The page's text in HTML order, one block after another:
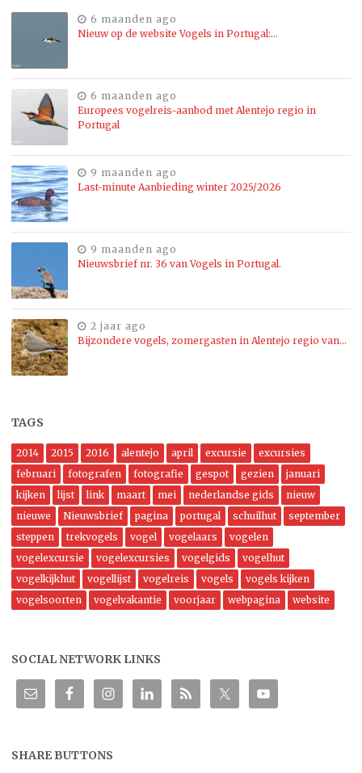
6 maanden ago
Nieuw op de website Vogels in Portugal:…
6 maanden ago
Europees vogelreis-aanbod met Alentejo regio in
Portugal
9 maanden ago
Last-minute Aanbieding winter 2025/2026
9 maanden ago
Nieuwsbrief nr. 36 van Vogels in Portugal.
2 jaar ago
Bijzondere vogels, zomergasten in Alentejo regio van…
TAGS
2014 2015 2016 alentejo april excursie
excursies
februari
fotografen fotografie gespot gezien
januari
kijken
lijst link maart mei nederlandse gids
nieuw
nieuwe
Nieuwsbrief pagina portugal schuilhut
september
steppen
trekvogels vogel vogelaars
vogelen
vogelexcursie
vogelexcursies vogelgids
vogelhut
vogelkijkhut
vogellijst vogelreis vogels
vogels kijken
vogelsoorten
vogelvakantie voorjaar webpagina website
SOCIAL NETWORK LINKS
SHARE BUTTONS